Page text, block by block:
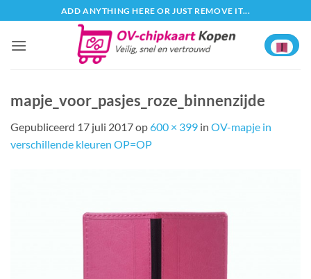
naar
inhoud
ADD ANYTHING HERE OR JUST REMOVE IT...
mapje_voor_pasjes_roze_binnenzijde
Gepubliceerd 17 juli 2017op600 × 399 in OV-mapje in
verschillende kleuren OP=OP